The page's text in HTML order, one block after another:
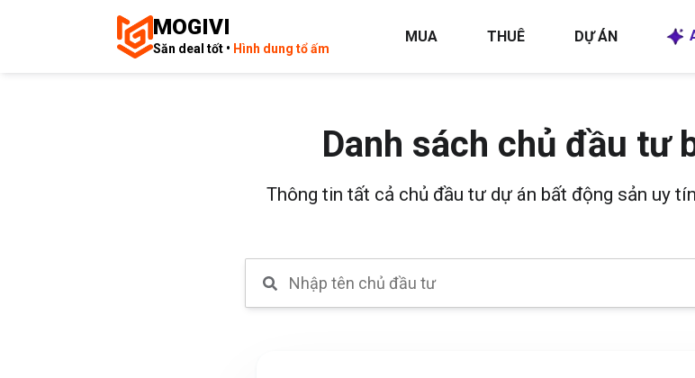
MOGIVI
Săn deal tốt • Hình dung tổ ấm
MUA THUÊ DỰ ÁN
Danh sách chủ đầu tư
Thông tin tất cả chủ đầu tư dự án bất động sản uy